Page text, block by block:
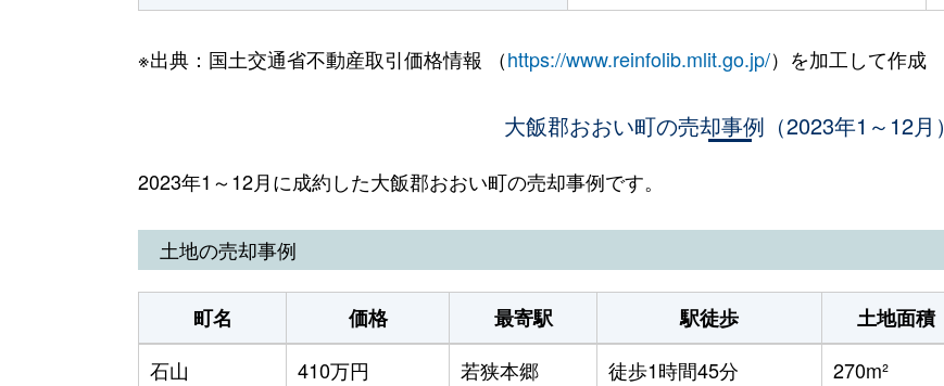
※出典：国土交通省不動産取引価格情報 （https://www.reinfolib.mlit.go.jp/）を加工して作成
大飯郡おおい町の売却事例（2023年1～12月）
2023年1～12月に成約した大飯郡おおい町の売却事例です。
土地の売却事例
町名 価格 最寄駅 駅徒歩 土地面積
石山
410万円 若狭本郷 徒歩1時間45分 270m²